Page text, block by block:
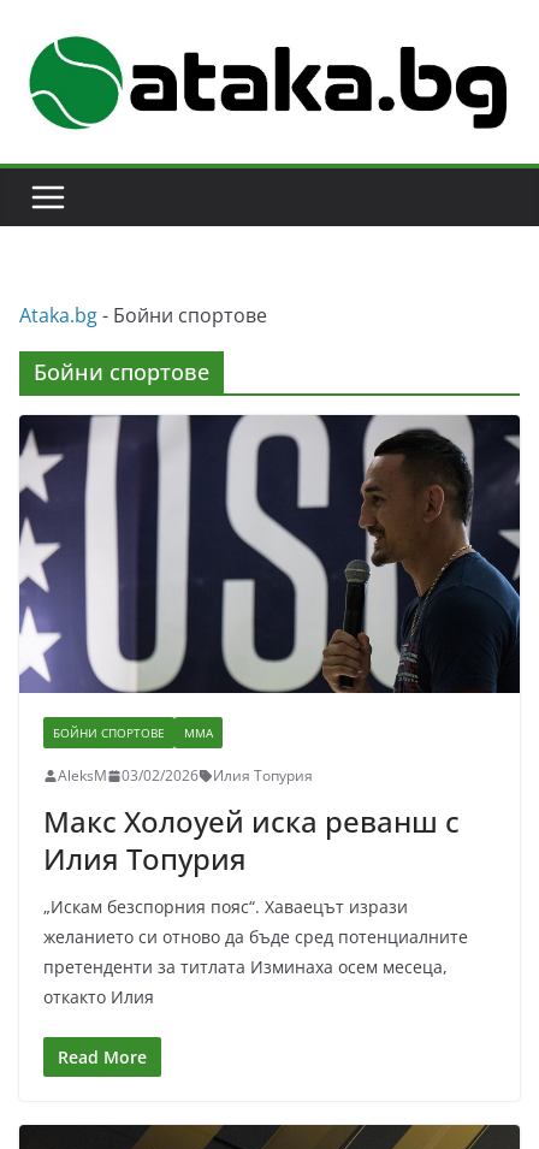
content
Аtaka.bg- Бойни спортове
Бойни спортове
БОЙНИ СПОРТОВЕ ММА
AleksM 03/02/2026 Илия Топурия
Макс Холоуей иска реванш с
Илия Топурия
„Искам безспорния пояс“. Хаваецът изрази
желанието си отново да бъде сред потенциалните
претенденти за титлата Изминаха осем месеца,
откакто Илия
Read More